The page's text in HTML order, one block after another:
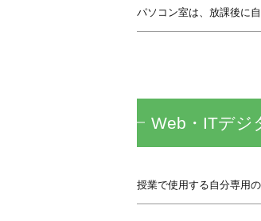
パソコン室は、放課後に
Web・ITデジ
授業で使用する自分専用